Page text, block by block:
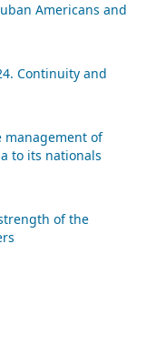
Americans and
Continuity and
management of
to its nationals
of the